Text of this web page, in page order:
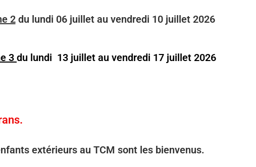
2du lundi 06 juillet au vendredi 10 juillet 2026
3 du lundi 13 juillet au vendredi 17 juillet 2026
extérieurs au TCM sont les bienvenus.